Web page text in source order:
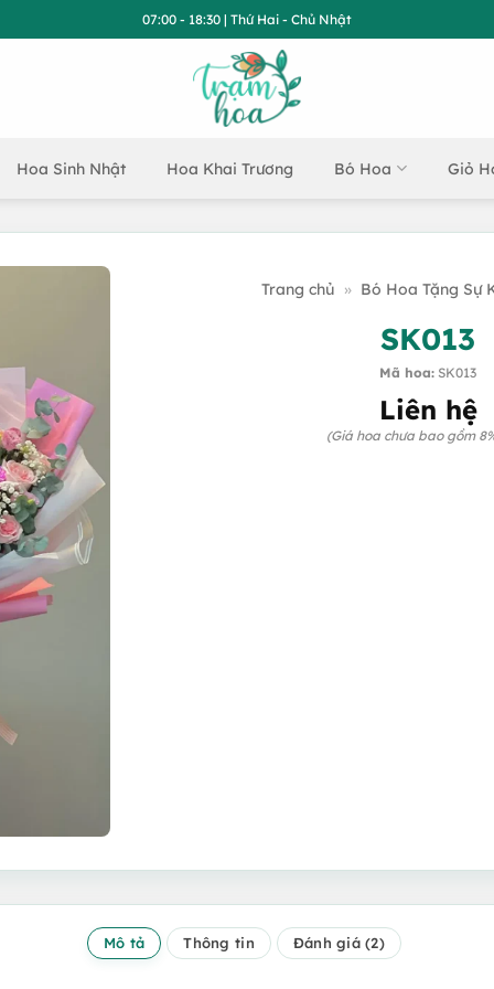
07:00 - 18:30 | Thứ Hai - Chủ Nhật
Hoa Sinh Nhật Hoa Khai Trương Bó Hoa Giỏ
Trang chủ » Bó Hoa Tặng Sự
SK013
Mã hoa: SK013
Liên hệ
(Giá hoa chưa bao gồm
Mô tả Thông tin Đánh giá (2)